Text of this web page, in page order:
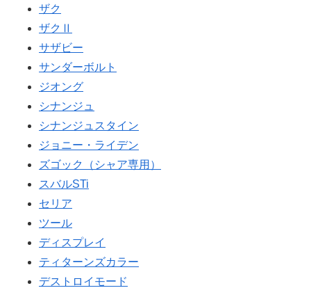
ザク
ザクⅡ
サザビー
サンダーボルト
ジオング
シナンジュ
シナンジュスタイン
ジョニー・ライデン
ズゴック（シャア専用）
スバルSTi
セリア
ツール
ディスプレイ
ティターンズカラー
デストロイモード